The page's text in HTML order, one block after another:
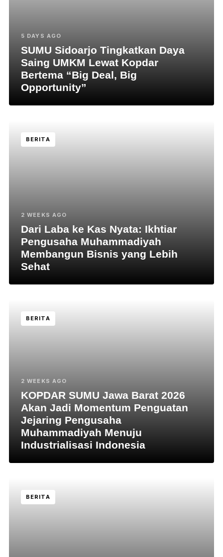
5 DAYS AGO
SUMU Sidoarjo Tingkatkan Daya
Saing UMKM Lewat Kopdar
Bertema “Big Deal, Big
Opportunity”
BERITA
2 WEEKS AGO
Dari Laba ke Kas Nyata: Ikhtiar
Pengusaha Muhammadiyah
Membangun Bisnis yang Lebih
Sehat
BERITA
2 WEEKS AGO
KOPDAR SUMU Jawa Barat 2026
Akan Jadi Momentum Penguatan
Jejaring Pengusaha
Muhammadiyah Menuju
Industrialisasi Indonesia
BERITA